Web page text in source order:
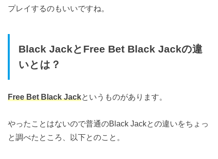
プレイするのもいいですね。
Black JackとFree Bet Black Jackの違
いとは？
Free Bet Black Jackというものがあります。
やったことはないので普通のBlack Jackとの違いをちょっ
と調べたところ、以下とのこと。